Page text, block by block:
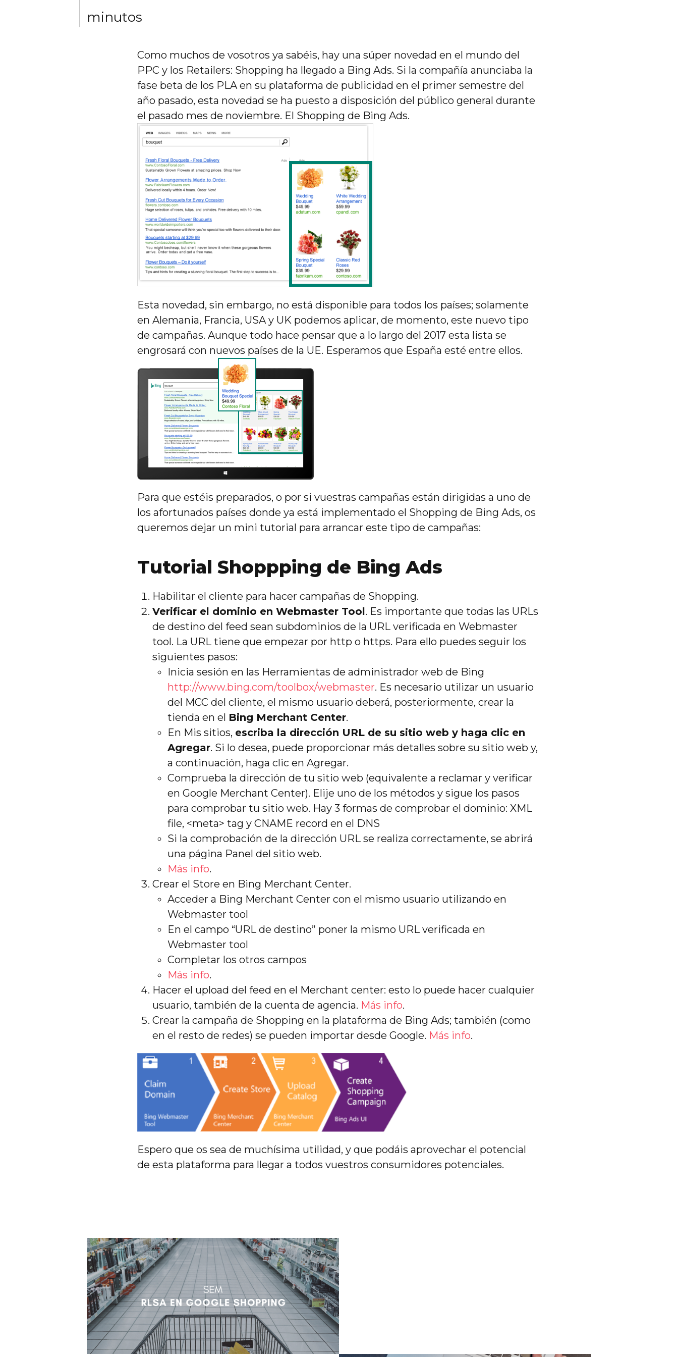
minutos
Como muchos de vosotros ya sabéis, hay una súper novedad en el mundo del
PPC y los Retailers: Shopping ha llegado a Bing Ads. Si la compañía anunciaba la
fase beta de los PLA en su plataforma de publicidad en el primer semestre del
año pasado, esta novedad se ha puesto a disposición del público general durante
el pasado mes de noviembre. El Shopping de Bing Ads.
Esta novedad, sin embargo, no está disponible para todos los países; solamente
en Alemania, Francia, USA y UK podemos aplicar, de momento, este nuevo tipo
de campañas. Aunque todo hace pensar que a lo largo del 2017 esta lista se
engrosará con nuevos países de la UE. Esperamos que España esté entre ellos.
Para que estéis preparados, o por si vuestras campañas están dirigidas a uno de
los afortunados países donde ya está implementado el Shopping de Bing Ads, os
queremos dejar un mini tutorial para arrancar este tipo de campañas:
Tutorial Shoppping de Bing Ads
Habilitar el cliente para hacer campañas de Shopping.
Verificar el dominio en Webmaster Tool. Es importante que todas las URLs
de destino del feed sean subdominios de la URL verificada en Webmaster
tool. La URL tiene que empezar por http o https. Para ello puedes seguir los
siguientes pasos:
Inicia sesión en las Herramientas de administrador web de Bing
http://www.bing.com/toolbox/webmaster. Es necesario utilizar un usuario
del MCC del cliente, el mismo usuario deberá, posteriormente, crear la
tienda en el Bing Merchant Center.
En Mis sitios, escriba la dirección URL de su sitio web y haga clic en
Agregar. Si lo desea, puede proporcionar más detalles sobre su sitio web y,
a continuación, haga clic en Agregar.
Comprueba la dirección de tu sitio web (equivalente a reclamar y verificar
en Google Merchant Center). Elije uno de los métodos y sigue los pasos
para comprobar tu sitio web. Hay 3 formas de comprobar el dominio: XML
file, <meta> tag y CNAME record en el DNS
Si la comprobación de la dirección URL se realiza correctamente, se abrirá
una página Panel del sitio web.
Más info.
Crear el Store en Bing Merchant Center.
Acceder a Bing Merchant Center con el mismo usuario utilizando en
Webmaster tool
En el campo “URL de destino” poner la mismo URL verificada en
Webmaster tool
Completar los otros campos
Más info.
Hacer el upload del feed en el Merchant center: esto lo puede hacer cualquier
usuario, también de la cuenta de agencia. Más info.
Crear la campaña de Shopping en la plataforma de Bing Ads; también (como
en el resto de redes) se pueden importar desde Google. Más info.
Espero que os sea de muchísima utilidad, y que podáis aprovechar el potencial
de esta plataforma para llegar a todos vuestros consumidores potenciales.